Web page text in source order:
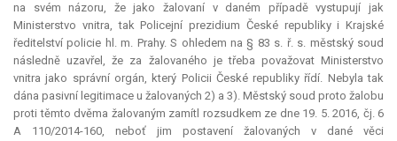
na svém názoru, že jako žalovaní v daném případě vystupují jak
Ministerstvo vnitra, tak Policejní prezidium České republiky i Krajské
ředitelství policie hl. m. Prahy. S ohledem na § 83 s. ř. s. městský soud
následně uzavřel, že za žalovaného je třeba považovat Ministerstvo
vnitra jako správní orgán, který Policii České republiky řídí. Nebyla tak
dána pasivní legitimace u žalovaných 2) a 3). Městský soud proto žalobu
proti těmto dvěma žalovaným zamítl rozsudkem ze dne 19. 5. 2016, čj. 6
A 110/2014-160, neboť jim postavení žalovaných v dané věci